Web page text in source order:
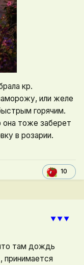
кр.
или желе
горячим.
тоже заберет
в розарии.
10
⯆⯆⯆
там дождь